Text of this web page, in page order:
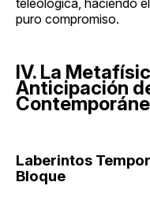
teleológica, haciendo
puro compromiso.
IV. La
Anticipación
Laberintos
Bloque